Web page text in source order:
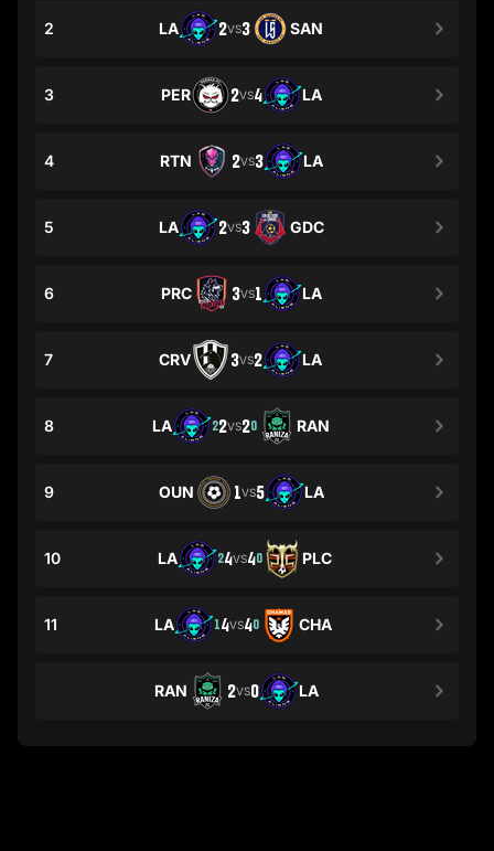
2 LA 2VS3 SAN
3 PER 2VS4 LA
4 RTN 2VS3 LA
5 LA 2VS3 GDC
6 PRC 3VS1 LA
7 CRV 3VS2 LA
8 LA 22VS20 RAN
9 OUN 1VS5 LA
10 LA 24VS40 PLC
11 LA 14VS40 CHA
RAN 2VS0 LA